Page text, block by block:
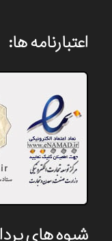
اعتبارنامه ها:
شیوه های